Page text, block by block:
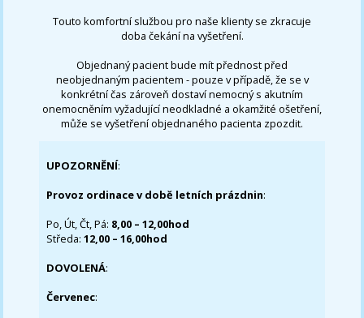
Touto komfortní službou pro naše klienty se zkracuje
doba čekání na vyšetření.
Objednaný pacient bude mít přednost před
neobjednaným pacientem - pouze v případě, že se v
konkrétní čas zároveň dostaví nemocný s akutním
onemocněním vyžadující neodkladné a okamžité ošetření,
může se vyšetření objednaného pacienta zpozdit.
UPOZORNĚNÍ:
Provoz ordinace v době letních prázdnin:
Po, Út, Čt, Pá: 8,00 – 12,00hod
Středa:12,00 – 16,00hod
DOVOLENÁ:
Červenec: